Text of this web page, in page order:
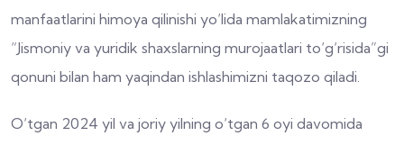
manfaatlarini himoya qilinishi yo‘lida mamlakatimizning
“Jismoniy va yuridik shaxslarning murojaatlari to‘g‘risida”gi
qonuni bilan ham yaqindan ishlashimizni taqozo qiladi.
O‘tgan 2024 yil va joriy yilning o‘tgan 6 oyi davomida